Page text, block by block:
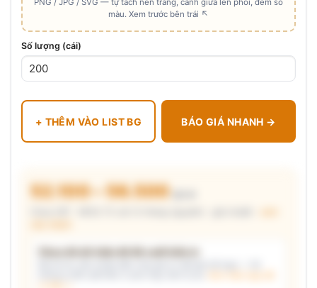
màu. Xem trước bên trái ↖
Số lượng (cái)
+ THÊM VÀO LIST BG BÁO GIÁ NHANH →
52.100 – 56.500